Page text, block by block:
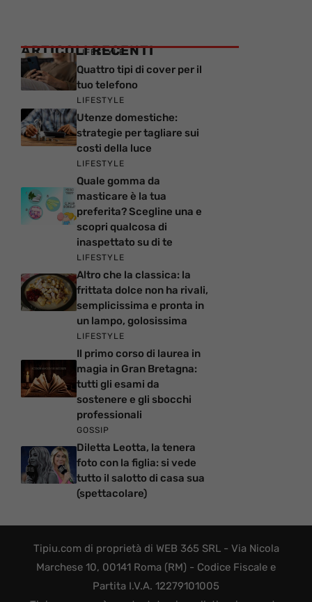
ARTICOLI RECENTI
LIFESTYLE
Quattro tipi di cover per il
tuo telefono
LIFESTYLE
Utenze domestiche:
strategie per tagliare sui
costi della luce
LIFESTYLE
Quale gomma da
masticare è la tua
preferita? Scegline una e
scopri qualcosa di
inaspettato su di te
LIFESTYLE
Altro che la classica: la
frittata dolce non ha rivali,
semplicissima e pronta in
un lampo, golosissima
LIFESTYLE
Il primo corso di laurea in
magia in Gran Bretagna:
tutti gli esami da
sostenere e gli sbocchi
professionali
GOSSIP
Diletta Leotta, la tenera
foto con la figlia: si vede
tutto il salotto di casa sua
(spettacolare)
Tipiu.com di proprietà di WEB 365 SRL - Via Nicola
Marchese 10, 00141 Roma (RM) - Codice Fiscale e
Partita I.V.A. 12279101005